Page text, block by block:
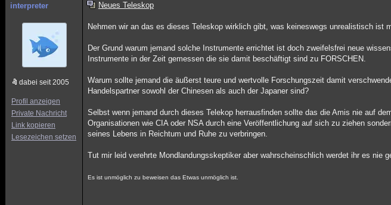
interpreter
dabei seit 2005
Profil anzeigen
Private Nachricht
Link kopieren
Lesezeichen setzen
Neues Teleskop
Nehmen wir an das es dieses Teleskop wirklich gibt, was keineswegs unrealistisch ist
Der Grund warum jemand solche Instrumente errichtet ist doch zweifelsfrei neue
Instrumente in der Zeit gemessen die sie damit beschäftigt sind zu FORSCHEN.
Warum sollte jemand die äußerst teure und wertvolle Forschungszeit damit
Handelspartner sowohl der Chinesen als auch der Japaner sind?
Selbst wenn jemand durch dieses Telekop herrausfinden sollte das die Amis nie auf
Organisationen wie CIA oder NSA durch eine Veröffentlichung auf sich zu ziehen
seines Lebens in Reichtum und Ruhe zu verbringen.
Tut mir leid verehrte Mondlandungsskeptiker aber wahrscheinschlich werdet ihr es nie
Es ist unmöglich zu beweisen das Etwas unmöglich ist.